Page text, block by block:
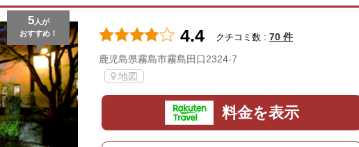
5人が
おすすめ！
4.4 クチコミ数 : 70 件
鹿児島県霧島市霧島田口2324-7
地図
料金を表示